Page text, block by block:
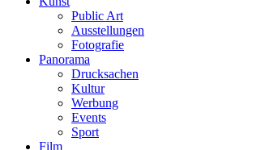
Public Art
Ausstellungen
Fotografie
Panorama
Drucksachen
Kultur
Werbung
Events
Sport
Film